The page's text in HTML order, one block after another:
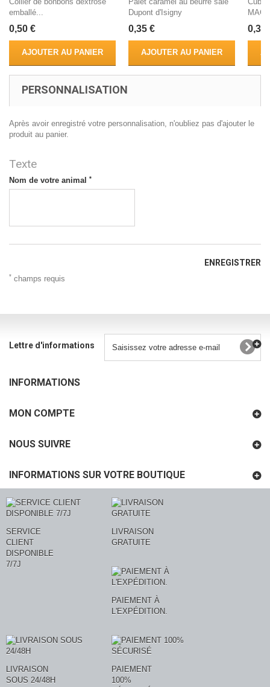
emballé...
0,50 €
AJOUTER AU PANIER
Dupont d'Isigny
0,35 €
AJOUTER AU PANIER
0,30
PERSONNALISATION
Après avoir enregistré votre personnalisation, n'oubliez pas d'ajouter le
produit au panier.
Texte
Nom de votre animal *
ENREGISTRER
* champs requis
Lettre d'informations
INFORMATIONS
MON COMPTE
NOUS SUIVRE
INFORMATIONS SUR VOTRE BOUTIQUE
SERVICE
CLIENT
DISPONIBLE
7/7J
LIVRAISON
GRATUITE
PAIEMENT À
L'EXPÉDITION.
LIVRAISON
SOUS 24/48H
PAIEMENT
100%